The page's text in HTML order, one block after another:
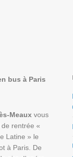
bus à Paris
Meaux vous
rentrée «
Latine » le
à Paris. De